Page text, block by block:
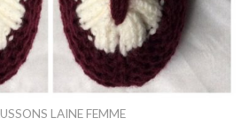
LAINE FEMME